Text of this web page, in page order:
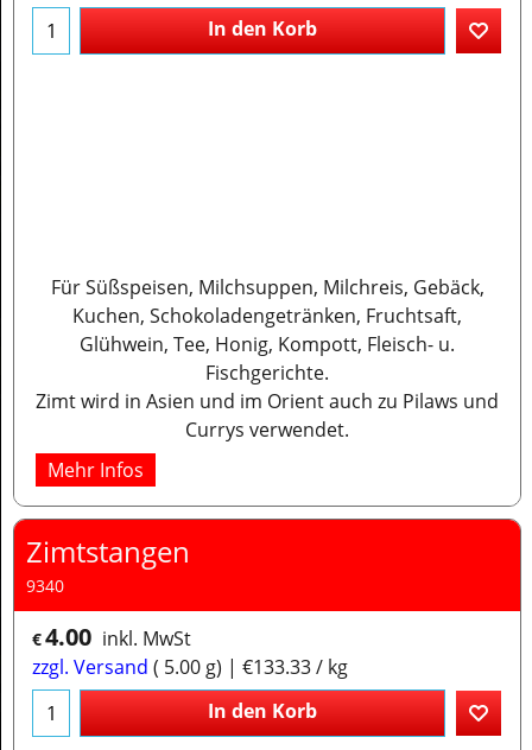
In den Korb
Für Süßspeisen, Milchsuppen, Milchreis, Gebäck,
Kuchen, Schokoladengetränken, Fruchtsaft,
Glühwein, Tee, Honig, Kompott, Fleisch- u.
Fischgerichte.
Zimt wird in Asien und im Orient auch zu Pilaws und
Currys verwendet.
Mehr Infos
Zimtstangen
9340
€4.00 inkl. MwSt
zzgl. Versand
5.00 g €133.33/ kg
In den Korb